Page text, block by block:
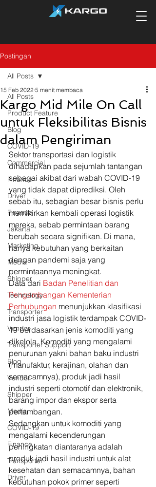
Postingan
All Posts
Product Feature
Blog
COVID-19
Commercial
Finance
Driver
Finance
Jakarta
Marketing
Media
Shipper
Technology
Transporter
Vendor
Transporter Support
Blog
Vendor
Shipper
Media
COVID-19
Finance
Transporter
Driver
All Posts
Kargo Mid Mile On Call
untuk Fleksibilitas Bisnis
dalam Pengiriman
15 Feb 2022 5 menit membaca
Sektor transportasi dan logistik
dihadapkan pada sejumlah tantangan
sebagai akibat dari wabah COVID-19
yang tidak dapat diprediksi. Oleh
sebab itu, sebagian besar bisnis perlu
memikirkan kembali operasi logistik
mereka, sebab permintaan barang
berubah secara signifikan. Di mana,
hanya kebutuhan yang berkaitan
dengan pandemi saja yang
permintaannya meningkat.
Data dari Badan Penelitian dan
Pengembangan Kementerian
Perhubungan menunjukkan klasifikasi
industri jasa logistik terdampak COVID-
19 berdasarkan jenis komoditi yang
dikelola. Komoditi yang mengalami
penurunan yakni bahan baku industri
(manufaktur, kerajinan, olahan dan
semacamnya), produk jadi hasil
industri seperti otomotif dan elektronik,
barang impor dan ekspor serta
pertambangan.
Sedangkan untuk komoditi yang
mengalami kecenderungan
peningkatan diantaranya adalah
produk jadi hasil industri untuk alat
kesehatan dan semacamnya, bahan
kebutuhan pokok primer seperti